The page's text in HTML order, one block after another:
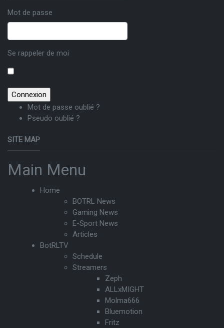
Mot de passe
Se rappeler de moi
Mot de passe oublié ?
Pseudo oublié ?
SITE MAP
Main Menu
Home
BOTRL News
Gaming News
E-Sport News
Articles
BotRLTV
Schedule
Streamers
Zeph
ALLxMIGHT
Molma666
Bluemotion
Fritz